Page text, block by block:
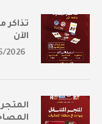
تذاكر
الآن
2026